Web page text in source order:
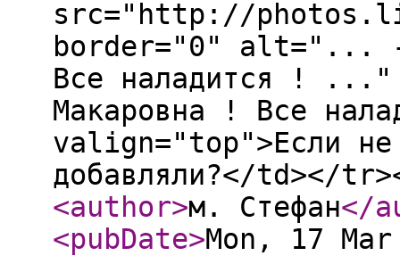
src="http://
border="0" alt="... -
Все наладится !
Макаровна ! Все
valign="top">Если не
добавляли?</td></
<author>м. Стефан</
<pubDate>Mon, 17